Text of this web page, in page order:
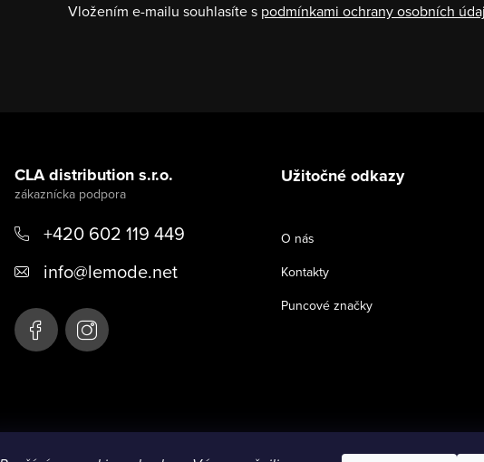
Vložením e-mailu souhlasíte s podmínkami ochrany osobních
CLA distribution s.r.o.
+420 602 119 449
info@lemode.net
Užitočné odkazy
O nás
Kontakty
Puncové značky